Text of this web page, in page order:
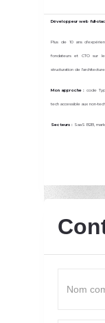
Développeur web full-
Plus de 10 ans
fondateurs et CTO sur
structuration de l'architecture.
Mon approche : code
tech accessible aux non-
Secteurs : SaaS B2B,